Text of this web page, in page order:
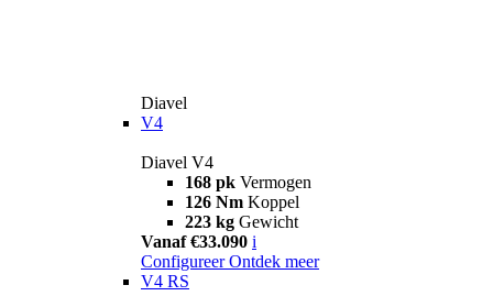
Diavel
V4
Diavel V4
168 pk Vermogen
126 Nm Koppel
223 kg Gewicht
Vanaf €33.090 i
Configureer Ontdek meer
V4 RS